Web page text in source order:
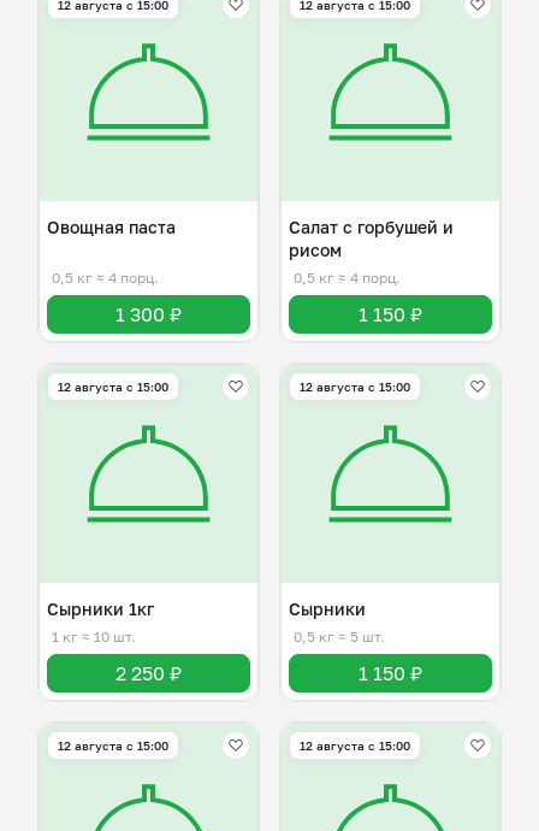
12 августа с 15:00
Овощная паста
0,5 кг ≈ 4 порц.
1 300 ₽
12 августа с 15:00
Салат с горбушей и
рисом
0,5 кг ≈ 4 порц.
1 150 ₽
12 августа с 15:00
Сырники 1кг
1 кг ≈ 10 шт.
2 250 ₽
12 августа с 15:00
Сырники
0,5 кг ≈ 5 шт.
1 150 ₽
12 августа с 15:00 12 августа с 15:00